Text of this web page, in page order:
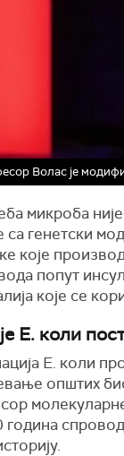
Волас је
микроба
са генетски
које
попут
које се
Е. коли
E. коли
општих